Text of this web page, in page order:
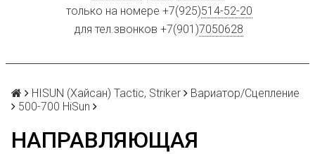
только на номере +7(925)514-52-20
для тел.звонков +7(901)7050628
HISUN (Хайсан) Tactic, Striker
Вариатор/Сцепление
500-700 HiSun
НАПРАВЛЯЮЩАЯ